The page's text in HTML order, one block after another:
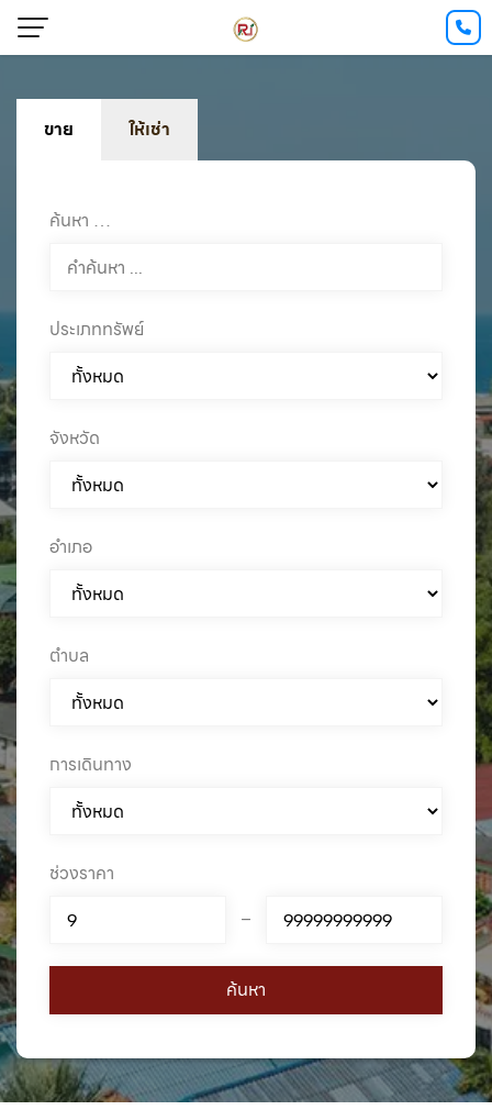
ขาย ให้เช่า
ค้นหา …
ประเภททรัพย์
จังหวัด
อำเภอ
ตำบล
การเดินทาง
ช่วงราคา
–